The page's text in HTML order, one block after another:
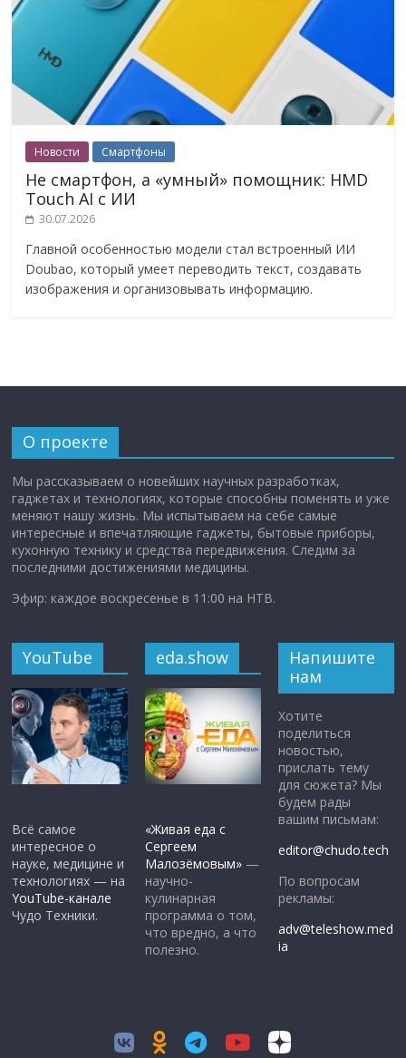
Новости Смартфоны
Не смартфон, а «умный» помощник: HMD
Touch AI с ИИ
30.07.2026
Главной особенностью модели стал встроенный ИИ
Doubao, который умеет переводить текст, создавать
изображения и организовывать информацию.
О проекте
Мы рассказываем о новейших научных разработках,
гаджетах и технологиях, которые способны поменять и уже
меняют нашу жизнь. Мы испытываем на себе самые
интересные и впечатляющие гаджеты, бытовые приборы,
кухонную технику и средства передвижения. Следим за
последними достижениями медицины.
Эфир: каждое воскресенье в 11:00 на НТВ.
YouTube
Всё самое
интересное о
науке, медицине и
технологиях — на
YouTube-канале
Чудо Техники.
eda.show
«Живая еда с
Сергеем
Малозёмовым» —
научно-
кулинарная
программа о том,
что вредно, а что
полезно.
Напишите
нам
Хотите
поделиться
новостью,
прислать тему
для сюжета? Мы
будем рады
вашим письмам:
editor@chudo.tech
По вопросам
рекламы:
adv@teleshow.med
ia